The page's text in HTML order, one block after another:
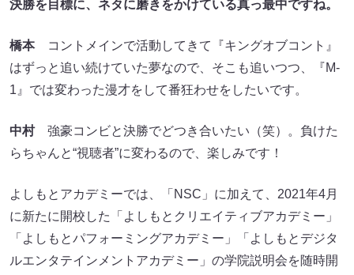
決勝を目標に、ネタに磨きをかけている真っ最中ですね。
橋本コントメインで活動してきて『キングオブコント』
はずっと追い続けていた夢なので、そこも追いつつ、『M-
1』では変わった漫才をして番狂わせをしたいです。
中村強豪コンビと決勝でどつき合いたい（笑）。負けた
らちゃんと“視聴者”に変わるので、楽しみです！
よしもとアカデミーでは、「NSC」に加えて、2021年4月
に新たに開校した「よしもとクリエイティブアカデミー」
「よしもとパフォーミングアカデミー」「よしもとデジタ
ルエンタテインメントアカデミー」の学院説明会を随時開